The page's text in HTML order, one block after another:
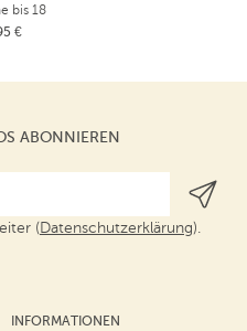
bis 18
€
ABONNIEREN
(Datenschutzerklärung).
INFORMATIONEN